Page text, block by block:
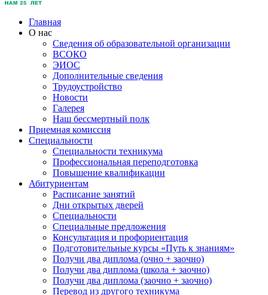
Главная
О нас
Cведения об образовательной организации
ВСОКО
ЭИОС
Дополнительные сведения
Трудоустройство
Новости
Галерея
Наш бессмертный полк
Приемная комиссия
Специальности
Специальности техникума
Профессиональная переподготовка
Повышение квалификации
Абитуриентам
Расписание занятий
Дни открытых дверей
Специальности
Специальные предложения
Консультация и профориентация
Подготовительные курсы «Путь к знаниям»
Получи два диплома (очно + заочно)
Получи два диплома (школа + заочно)
Получи два диплома (заочно + заочно)
Перевод из другого техникума